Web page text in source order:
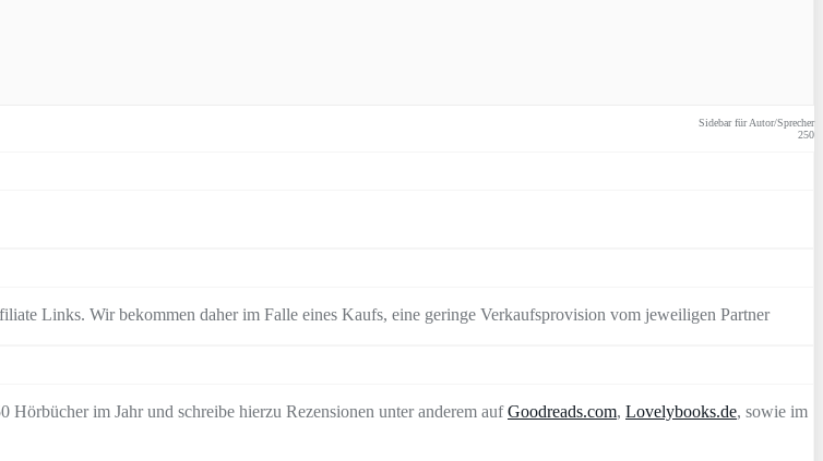
Sidebar für Autor/Sprecher
250
Links. Wir bekommen daher im Falle eines Kaufs, eine geringe Verkaufsprovision vom jeweiligen Partner
Hörbücher im Jahr und schreibe hierzu Rezensionen unter anderem aufGoodreads.com, Lovelybooks.de, sowie im